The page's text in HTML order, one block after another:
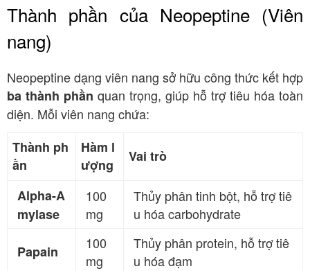
Thành phần của Neopeptine (Viên
nang)
Neopeptine dạng viên nang sở hữu công thức kết hợp
ba thành phần quan trọng, giúp hỗ trợ tiêu hóa toàn
diện. Mỗi viên nang chứa:
Thành ph
ần
Hàm l
ượng
Vai trò
Alpha-A
mylase
100
mg
Thủy phân tinh bột, hỗ trợ tiê
u hóa carbohydrate
Papain
100
mg
Thủy phân protein, hỗ trợ tiê
u hóa đạm